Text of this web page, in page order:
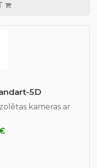
5D
kameras ar